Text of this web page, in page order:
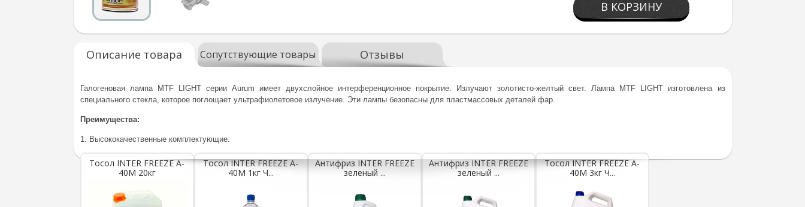
В КОРЗИНУ
Описание товара Сопутствующие товары Отзывы
Галогеновая лампа MTF LIGHT серии Aurum имеет двухслойное интерференционное покрытие. Излучают золотисто-желтый свет. Лампа MTF LIGHT изготовлена из
специального стекла, которое поглощает ультрафиолетовое излучение. Эти лампы безопасны для пластмассовых деталей фар.
Преимущества:
1. Высококачественные комплектующие.
Тосол INTER FREEZE A-
40M 20кг
Тосол INTER FREEZE A-
40M 1кг Ч...
Антифриз INTER FREEZE
зеленый ...
Антифриз INTER FREEZE
зеленый ...
Тосол INTER FREEZE A-
40M 3кг Ч...